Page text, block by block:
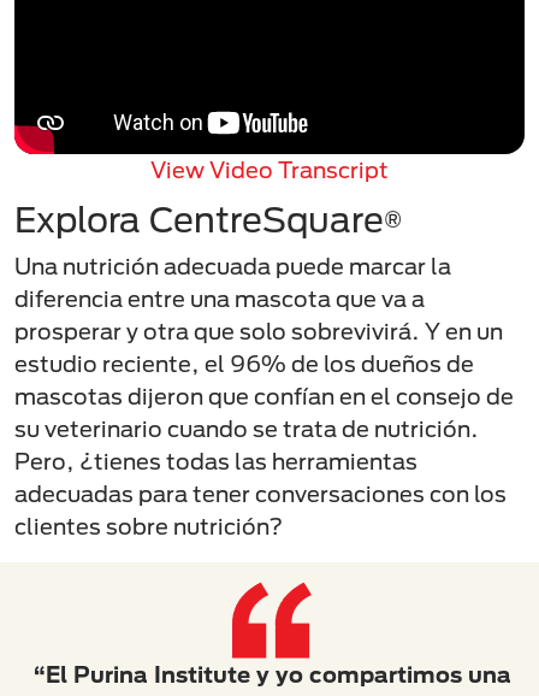
View Video Transcript
Explora CentreSquare®
Una nutrición adecuada puede marcar la
diferencia entre una mascota que va a
prosperar y otra que solo sobrevivirá. Y en un
estudio reciente, el 96% de los dueños de
mascotas dijeron que confían en el consejo de
su veterinario cuando se trata de nutrición.
Pero, ¿tienes todas las herramientas
adecuadas para tener conversaciones con los
clientes sobre nutrición?
“El Purina Institute y yo compartimos una